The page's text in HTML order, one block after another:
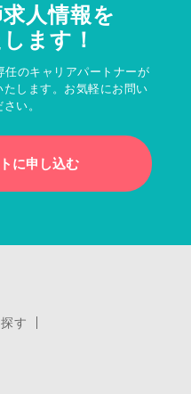
人情報を
ます！
任のキャリアパートナーが
します。お気軽にお問い
い。
に申し込む
す